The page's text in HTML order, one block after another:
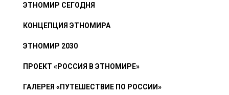
ЭТНОМИР СЕГОДНЯ
КОНЦЕПЦИЯ ЭТНОМИРА
ЭТНОМИР 2030
ПРОЕКТ «РОССИЯ В ЭТНОМИРЕ»
ГАЛЕРЕЯ «ПУТЕШЕСТВИЕ ПО РОССИИ»